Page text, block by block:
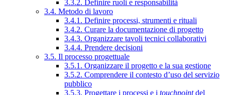
3.3.2. Definire ruoli e responsabilità
3.4. Metodo di lavoro
3.4.1. Definire processi, strumenti e rituali
3.4.2. Curare la documentazione di progetto
3.4.3. Organizzare tavoli tecnici collaborativi
3.4.4. Prendere decisioni
3.5. Il processo progettuale
3.5.1. Organizzare il progetto e la sua gestione
3.5.2. Comprendere il contesto d’uso del servizio
pubblico
3.5.3. Progettare i processi e i touchpointdel